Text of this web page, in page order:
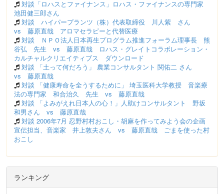
対談「ロハスとファイナンス」ロハス・ファイナンスの専門家
池田健三郎さん
対談 ハイパープランツ（株）代表取締役 川人紫 さん
vs 藤原直哉 アロマセラピーと代替医療
対談 ＮＰＯ法人日本再生プログラム推進フォーラム理事長 熊
谷弘 先生 vs 藤原直哉 ロハス・グレイトコラボレーション・
カルチャルクリエイティブス ダウンロード
対談 「土って何だろう」 農業コンサルタント 関佑二 さん
vs 藤原直哉
対談 「健康寿命を全うするために」 埼玉医科大学教授 音楽療
法の専門家 和合治久 先生 vs 藤原直哉
対談 「よみがえれ日本人の心！」人助けコンサルタント 野坂
和男さん vs 藤原直哉
対談 2006年7月 忍野村村おこし・胡麻を作ってみよう会の企画
宣伝担当、音楽家 井上敦夫さん vs 藤原直哉 ごまを使った村
おこし
ランキング